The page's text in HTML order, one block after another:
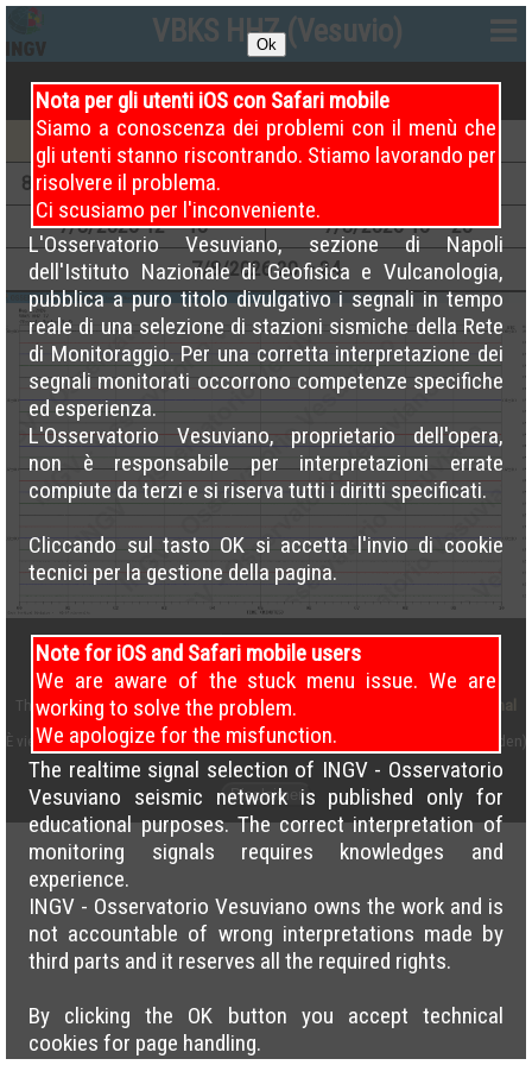
VBKS HHZ (Vesuvio)
Ok
Nota per gli utenti iOS con Safari mobile
Siamo a conoscenza dei problemi con il menù che
gli utenti stanno riscontrando. Stiamo lavorando per
risolvere il problema.
Ci scusiamo per l'inconveniente.
L'Osservatorio Vesuviano, sezione di Napoli
dell'Istituto Nazionale di Geofisica e Vulcanologia,
pubblica a puro titolo divulgativo i segnali in tempo
reale di una selezione di stazioni sismiche della Rete
di Monitoraggio. Per una corretta interpretazione dei
segnali monitorati occorrono competenze specifiche
ed esperienza.
L'Osservatorio Vesuviano, proprietario dell'opera,
non è responsabile per interpretazioni errate
compiute da terzi e si riserva tutti i diritti specificati.
Cliccando sul tasto OK si accetta l'invio di cookie
tecnici per la gestione della pagina.
Note for iOS and Safari mobile users
We are aware of the stuck menu issue. We are
working to solve the problem.
We apologize for the misfunction.
The realtime signal selection of INGV - Osservatorio
Vesuviano seismic network is published only for
educational purposes. The correct interpretation of
monitoring signals requires knowledges and
experience.
INGV - Osservatorio Vesuviano owns the work and is
not accountable of wrong interpretations made by
third parts and it reserves all the required rights.
By clicking the OK button you accept technical
cookies for page handling.
8/8/202600 – 04 8/8/2026 04 – 08
8 /8/202608 – 12 (Attuale)
7/8/202612 – 16 7/8/202616 – 20
7/8/202620 – 24
This work is licensed under aCreative Commons Attribution 4.0 International
License
È vietato il caricamento incrociato delle pagine su altri siti (cross load forbidden)
Disclaimer